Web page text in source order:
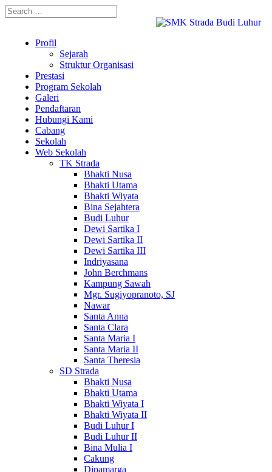
Profil
Sejarah
Struktur Organisasi
Prestasi
Program Sekolah
Galeri
Pendaftaran
Hubungi Kami
Cabang
Sekolah
Web Sekolah
TK Strada
Bhakti Nusa
Bhakti Utama
Bhakti Wiyata
Bina Sejahtera
Budi Luhur
Dewi Sartika I
Dewi Sartika II
Dewi Sartika III
Indriyasana
John Berchmans
Kampung Sawah
Mgr. Sugiyopranoto, SJ
Nawar
Santa Anna
Santa Clara
Santa Maria I
Santa Maria II
Santa Theresia
SD Strada
Bhakti Nusa
Bhakti Utama
Bhakti Wiyata I
Bhakti Wiyata II
Budi Luhur I
Budi Luhur II
Bina Mulia I
Cakung
Dipamarga